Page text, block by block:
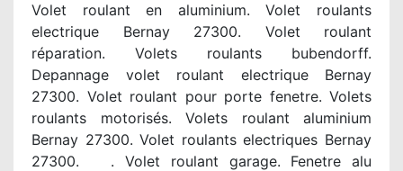
Volet roulant en aluminium. Volet roulants
electrique Bernay 27300. Volet roulant
réparation. Volets roulants bubendorff.
Depannage volet roulant electrique Bernay
27300. Volet roulant pour porte fenetre. Volets
roulants motorisés. Volets roulant aluminium
Bernay 27300. Volet roulants electriques Bernay
27300. . Volet roulant garage. Fenetre alu